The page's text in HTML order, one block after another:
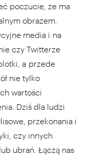
poczucie, że ma
obrazem.
media i na
czy Twitterze
a przede
nie tylko
wartości
Dziś dla ludzi
przekonania i
czy innych
ubrań. Łączą nas